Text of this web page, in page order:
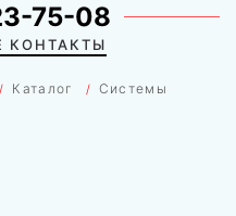
Каталог
Системы
75-08
КОНТАКТЫ